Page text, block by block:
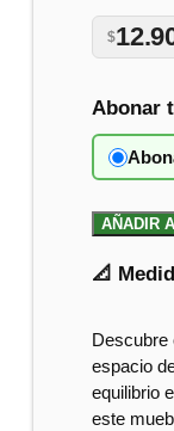
$
Abonar
AÑADIR
📐
Descubre
espacio
equilibrio
este